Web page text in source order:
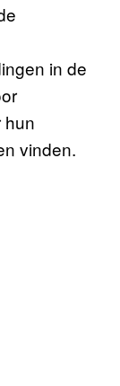
in de
hun
vinden.